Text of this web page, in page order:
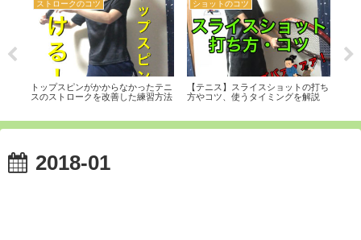
ストロークのコツ
トップスピンがかからなかったテニ
スのストロークを改善した練習方法
ショットのコツ
【テニス】スライスショットの打ち
方やコツ、使うタイミングを解説
2018-01